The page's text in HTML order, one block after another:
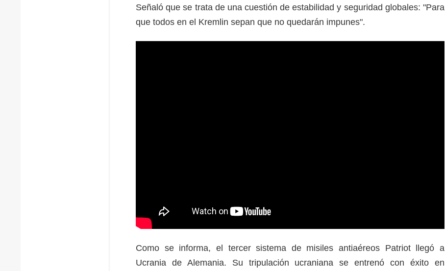
Señaló que se trata de una cuestión de estabilidad y seguridad globales: "Para
que todos en el Kremlin sepan que no quedarán impunes".
Como se informa, el tercer sistema de misiles antiaéreos Patriot llegó a
Ucrania de Alemania. Su tripulación ucraniana se entrenó con éxito en